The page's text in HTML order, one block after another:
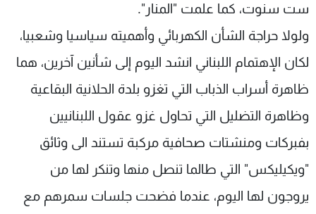
ست سنوت، كما علمت "المنار".
ولولا حراجة الشأن الكهربائي وأهميته سياسيا وشعبيا،
لكان الإهتمام اللبناني انشد اليوم إلى شأنين آخرين، هما
ظاهرة أسراب الذباب التي تغزو بلدة الحلانية البقاعية
وظاهرة التضليل التي تحاول غزو عقول اللبنانيين
بفبركات ومنشتات صحافية مركبة تستند الى وثائق
"ويكيليكس" التي طالما تنصل منها وتنكر لها من
يروجون لها اليوم، عندما فضحت جلسات سمرهم مع